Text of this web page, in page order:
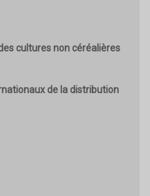
cultures non céréalières
de la distribution